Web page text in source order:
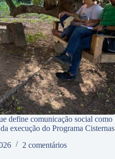
define comunicação social como
execução do Programa Cisternas
2 comentários